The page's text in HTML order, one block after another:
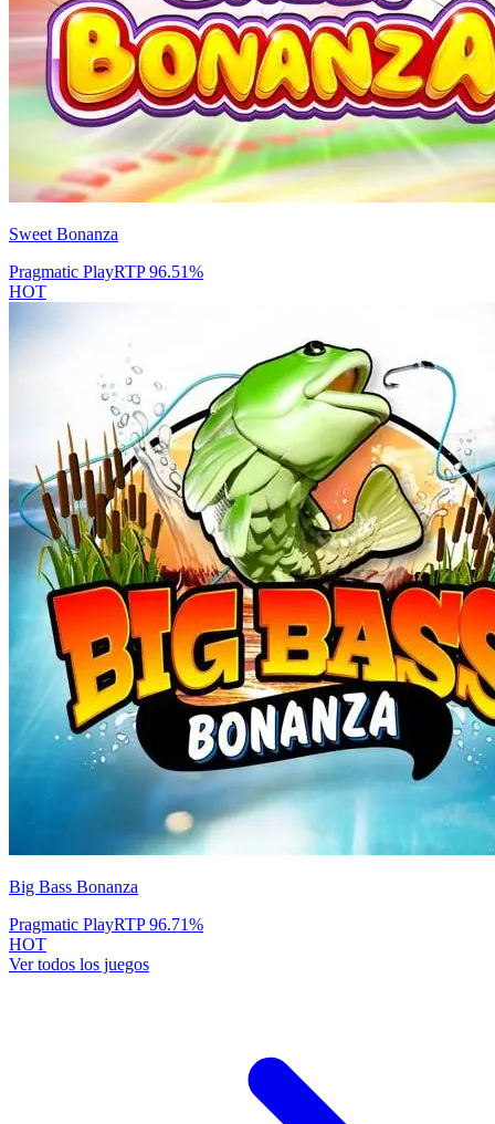
Sweet Bonanza
Pragmatic PlayRTP96.51%
HOT
Big Bass Bonanza
Pragmatic PlayRTP96.71%
HOT
Ver todos los juegos